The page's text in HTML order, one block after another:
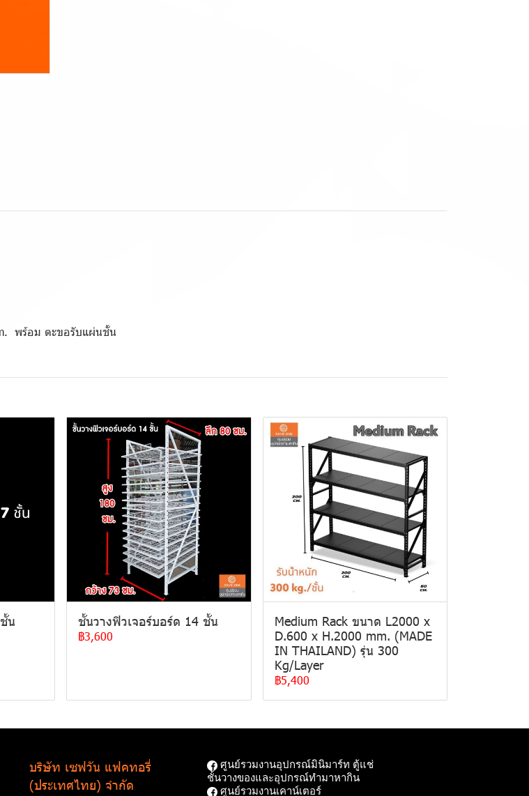
พร้อม ตะขอรับแผ่นชั้น
น ชั้นวางฟิวเจอร์บอร์ด 14 ชั้น
฿3,600
Medium Rack ขนาด L2000 x
D.600 x H.2000 mm. (MADE
IN THAILAND) รุ่น 300
Kg/Layer
฿5,400
บริษัท เซฟวัน แฟคทอรี่
(ประเทศไทย) จำกัด
ศูนย์รวมงานอุปกรณ์มินิมาร์ท ตู้แช่
ชั้นวางของและอุปกรณ์ทํามาหากิน
ศูนย์รวมงานเคาน์เตอร์